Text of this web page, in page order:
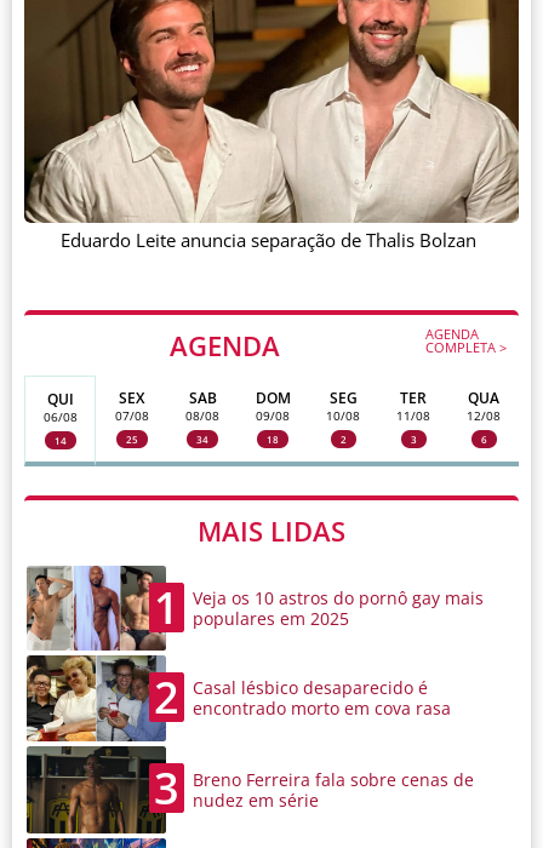
AGENDA AGENDA
COMPLETA >
QUI
06/08
14
SEX
07/08
25
SAB
08/08
34
DOM
09/08
18
SEG
10/08
2
TER
11/08
3
QUA
12/08
6
MAIS LIDAS
1
Veja os 10 astros do pornô gay mais
populares em 2025
2
Casal lésbico desaparecido é
encontrado morto em cova rasa
3
Breno Ferreira fala sobre cenas de
nudez em série
Eduardo Leite anuncia separação de Thalis Bolzan